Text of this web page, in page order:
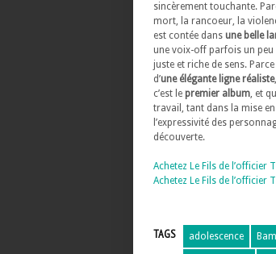
sincèrement touchante.
mort, la rancoeur, la
est contée dans une belle
une voix-off parfois un
juste et riche de sens.
d’une élégante ligne réaliste
c’est le premier album, et
travail, tant dans la mise
l’expressivité des
découverte.
Achetez Le Fils de l’officier
Achetez Le Fils de l’officier
TAGS adolescence